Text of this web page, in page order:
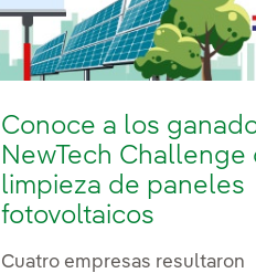
Conoce a los
NewTech Challenge
limpieza de paneles
fotovoltaicos
Cuatro empresas resultaron